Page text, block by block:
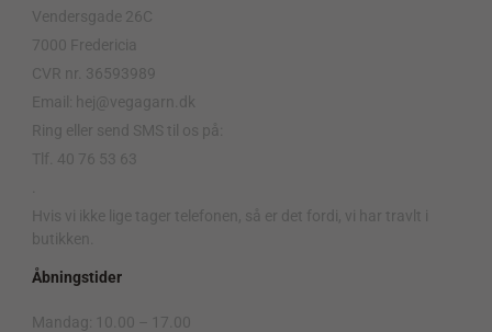
Vendersgade 26C
7000 Fredericia
CVR nr. 36593989
Email: hej@vegagarn.dk
Ring eller send SMS til os på:
Tlf. 40 76 53 63
Hvis vi ikke lige tager telefonen, så er det fordi, vi har travlt i
butikken.
Åbningstider
Mandag: 10.00 – 17.00